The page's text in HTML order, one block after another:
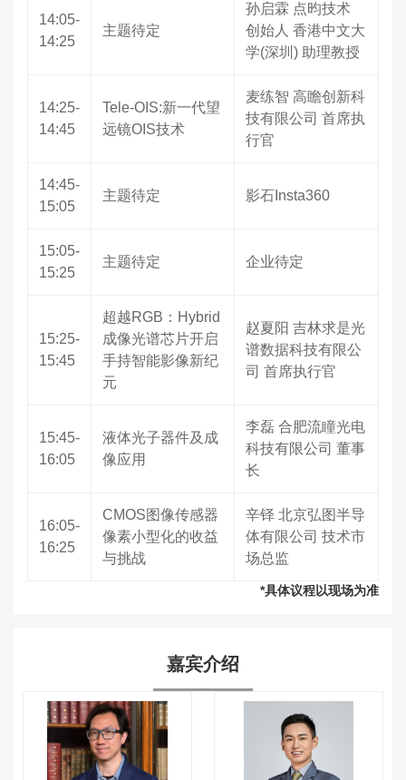
14:05-
14:25
主题待定
孙启霖 点昀技术
创始人 香港中文大
学(深圳) 助理教授
14:25-
14:45
Tele-OIS:新一代望
远镜OIS技术
麦练智 高瞻创新科
技有限公司 首席执
行官
14:45-
15:05
主题待定 影石Insta360
15:05-
15:25
主题待定 企业待定
15:25-
15:45
超越RGB：Hybrid
成像光谱芯片开启
手持智能影像新纪
元
赵夏阳 吉林求是光
谱数据科技有限公
司 首席执行官
15:45-
16:05
液体光子器件及成
像应用
李磊 合肥流瞳光电
科技有限公司 董事
长
16:05-
16:25
CMOS图像传感器
像素小型化的收益
与挑战
辛铎 北京弘图半导
体有限公司 技术市
场总监
*具体议程以现场为准
嘉宾介绍